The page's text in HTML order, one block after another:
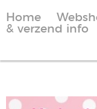
Home
& verzend info